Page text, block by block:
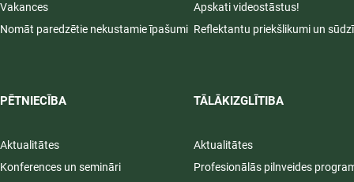
Vakances
Nomāt paredzētie nekustamie īpašumi
PĒTNIECĪBA
Aktualitātes
Konferences un semināri
Apskati videostāstus!
Reflektantu priekšlikumi un
TĀLĀKIZGLĪTIBA
Aktualitātes
Profesionālās pilnveides